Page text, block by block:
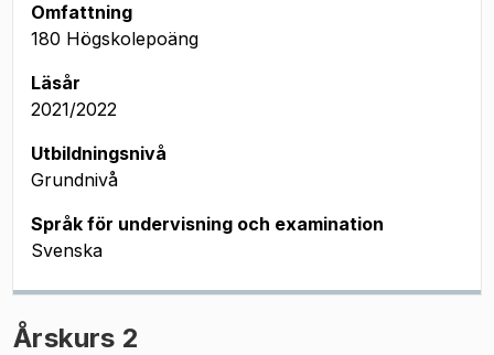
Omfattning
180 Högskolepoäng
Läsår
2021/2022
Utbildningsnivå
Grundnivå
Språk för undervisning och examination
Svenska
Årskurs 2